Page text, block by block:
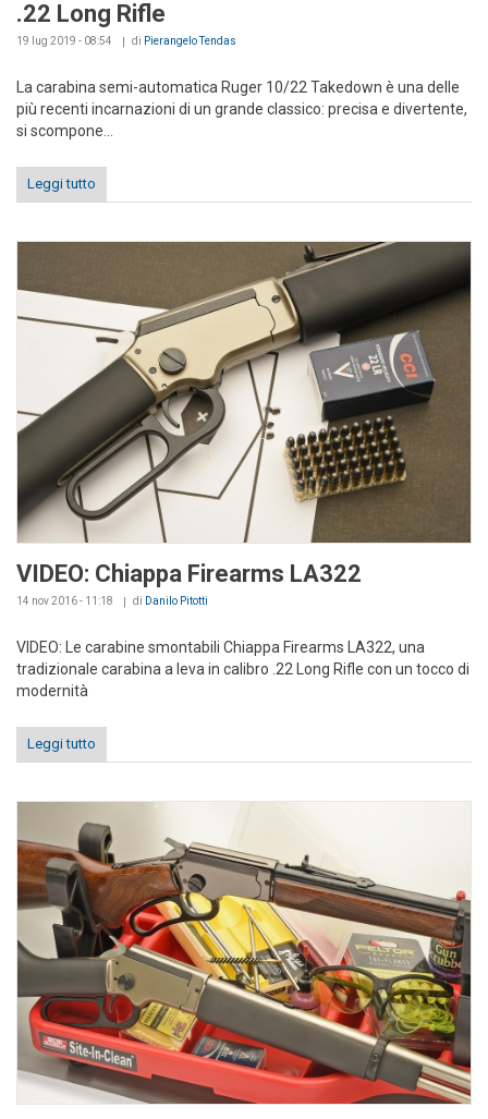
.22 Long Rifle
19 lug 2019 - 08:54 di Pierangelo Tendas
La carabina semi-automatica Ruger 10/22 Takedown è una delle
più recenti incarnazioni di un grande classico: precisa e divertente,
si scompone...
Leggi tutto
VIDEO: Chiappa Firearms LA322
14 nov 2016 - 11:18 di Danilo Pitotti
VIDEO: Le carabine smontabili Chiappa Firearms LA322, una
tradizionale carabina a leva in calibro .22 Long Rifle con un tocco di
modernità
Leggi tutto